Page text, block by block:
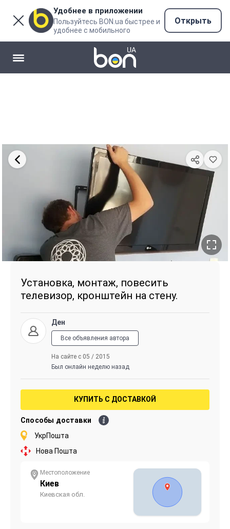
Удобнее в приложении
Пользуйтесь BON.ua быстрее и
удобнее с мобильного
Открыть
Установка, монтаж, повесить
телевизор, кронштейн на стену.
Ден
Все объявления автора
На сайте с 05 / 2015
Был онлайн неделю назад
КУПИТЬ С ДОСТАВКОЙ
Способы доставки
УкрПошта
Нова Пошта
Местоположение
Киев
Киевская обл.